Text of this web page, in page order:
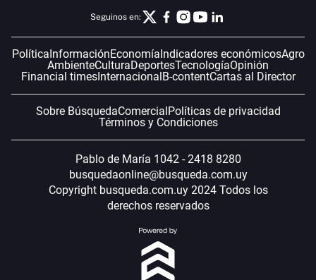
Seguinos en:
PolíticaInformaciónEconomíaIndicadores económicosAgro
AmbienteCulturaDeportesTecnologíaOpinión
Financial timesInternacionalB-contentCartas al Director
Sobre BúsquedaComercialPolíticas de privacidad
Términos y Condiciones
Pablo de María 1042 - 2418 8280
busquedaonline@busqueda.com.uy
Copyright busqueda.com.uy 2024 Todos los
derechos reservados